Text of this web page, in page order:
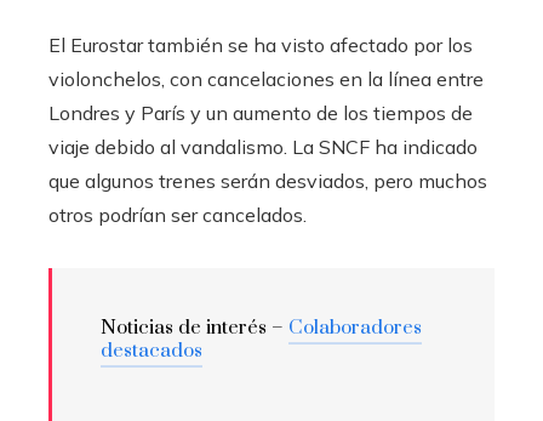
El Eurostar también se ha visto afectado por los
violonchelos, con cancelaciones en la línea entre
Londres y París y un aumento de los tiempos de
viaje debido al vandalismo. La SNCF ha indicado
que algunos trenes serán desviados, pero muchos
otros podrían ser cancelados.
Noticias de interés – Colaboradores
destacados